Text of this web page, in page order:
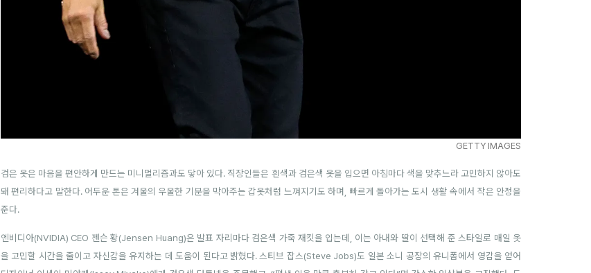
GETTY IMAGES
검은 옷은 마음을 편안하게 만드는 미니멀리즘과도 닿아 있다. 직장인들은 흰색과 검은색 옷을 입으면 아침마다 색을 맞추느라 고민하지 않아도
돼 편리하다고 말한다. 어두운 톤은 겨울의 우울한 기분을 막아주는 갑옷처럼 느껴지기도 하며, 빠르게 돌아가는 도시 생활 속에서 작은 안정을
준다.
엔비디아(NVIDIA) CEO 젠슨 황(Jensen Huang)은 발표 자리마다 검은색 가죽 재킷을 입는데, 이는 아내와 딸이 선택해 준 스타일로 매일 옷
을 고민할 시간을 줄이고 자신감을 유지하는 데 도움이 된다고 밝혔다. 스티브 잡스(Steve Jobs)도 일본 소니 공장의 유니폼에서 영감을 얻어